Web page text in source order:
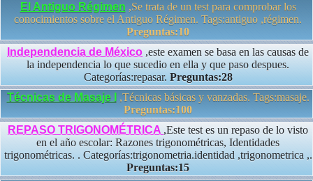
El Antiguo Régimen ,Se trata de un test para comprobar los
conocimientos sobre el Antiguo Régimen. Tags:antiguo ,régimen.
Preguntas:10
Independencia de México ,este examen se basa en las causas de
la independencia lo que sucedio en ella y que paso despues.
Categorías:repasar. Preguntas:28
Técnicas de Masaje I
,Técnicas básicas y vanzadas. Tags:masaje.
Preguntas:100
REPASO TRIGONOMÉTRICA ,Este test es un repaso de lo visto
en el año escolar: Razones trigonométricas, Identidades
trigonométricas. . Categorías:trigonometria.identidad ,trigonometrica ,.
Preguntas:15